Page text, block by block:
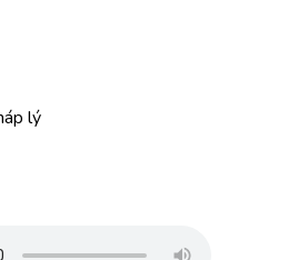
lý